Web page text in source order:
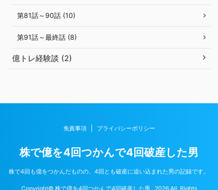
第81話～90話 (10)
第91話～最終話 (8)
億トレ経験談 (2)
免責事項 プライバシーポリシー
株で億を4回つかんで4回破産した男
株で4回も億をつかんだものの、4回とも破産に追い込まれた男の記録です。
Copyright© 株で億を4回つかんで4回破産した男 , 2026 All Rights